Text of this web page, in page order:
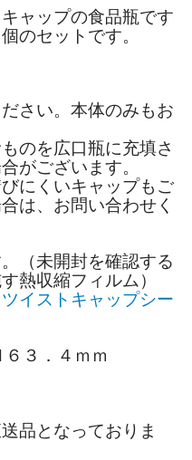
ャップの食品瓶です
のセットです。
さい。本体のみもお
のを広口瓶に充填さ
がございます。
にくいキャップもご
は、お問い合わせく
（未開封を確認する
熱収縮フィルム）
ツイストキャップシー
３．４ｍｍ
品となっておりま